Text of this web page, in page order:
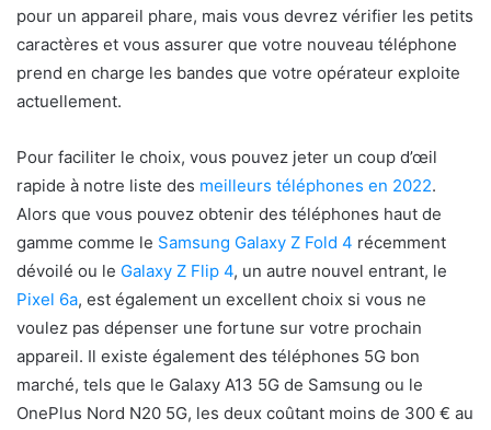
pour un appareil phare, mais vous devrez vérifier les petits
caractères et vous assurer que votre nouveau téléphone
prend en charge les bandes que votre opérateur exploite
actuellement.
Pour faciliter le choix, vous pouvez jeter un coup d’œil
rapide à notre liste des meilleurs téléphones en 2022.
Alors que vous pouvez obtenir des téléphones haut de
gamme comme le Samsung Galaxy Z Fold 4 récemment
dévoilé ou le Galaxy Z Flip 4, un autre nouvel entrant, le
Pixel 6a, est également un excellent choix si vous ne
voulez pas dépenser une fortune sur votre prochain
appareil. Il existe également des téléphones 5G bon
marché, tels que le Galaxy A13 5G de Samsung ou le
OnePlus Nord N20 5G, les deux coûtant moins de 300 € au